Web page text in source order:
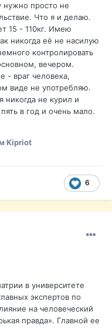
нужно просто не
Что я и делаю.
15 - 110кг. Имею
никогда её не насилую
контролировать
вечером.
- враг человека,
виде не употребляю.
никогда не курил и
в год и очень мало.
Kipriot
6
в университете
экспертов по
на человеческий
правда». Главной ее